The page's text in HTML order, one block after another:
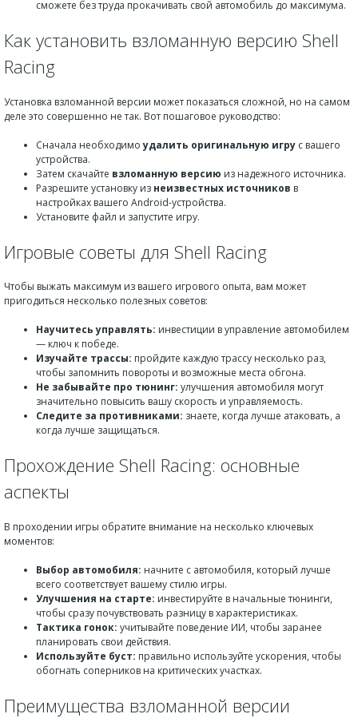
сможете без труда прокачивать свой автомобиль до максимума.
Как установить взломанную версию Shell
Racing
Установка взломанной версии может показаться сложной, но на самом
деле это совершенно не так. Вот пошаговое руководство:
Сначала необходимоудалить оригинальную игру с вашего
устройства.
Затем скачайте взломанную версию из надежного источника.
Разрешите установку из неизвестных источников в
настройках вашего Android-устройства.
Установите файл и запустите игру.
Игровые советы для Shell Racing
Чтобы выжать максимум из вашего игрового опыта, вам может
пригодиться несколько полезных советов:
Научитесь управлять: инвестиции в управление автомобилем
— ключ к победе.
Изучайте трассы: пройдите каждую трассу несколько раз,
чтобы запомнить повороты и возможные места обгона.
Не забывайте про тюнинг: улучшения автомобиля могут
значительно повысить вашу скорость и управляeмость.
Следите за противниками: знаете, когда лучше атаковать, а
когда лучше защищаться.
Прохождение Shell Racing: основные
аспекты
В проходении игры обратите внимание на несколько ключевых
моментов:
Выбор автомобиля: начните с автомобиля, который лучше
всего соответствует вашему стилю игры.
Улучшения на старте: инвестируйте в начальные тюнинги,
чтобы сразу почувствовать разницу в характеристиках.
Тактика гонок: учитывайте поведение ИИ, чтобы заранее
планировать свои действия.
Используйте буст: правильно используйте ускорения, чтобы
обогнать соперников на критических участках.
Преимущества взломанной версии